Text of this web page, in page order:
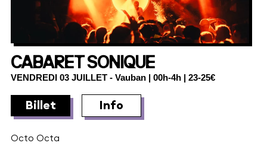
CABARET SONIQUE
VENDREDI 03 JUILLET - Vauban | 00h-4h | 23-25€
Billet Info
Octo Octa